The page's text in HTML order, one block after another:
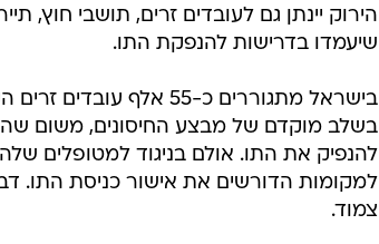
הירוק יינתן גם לעובדים זרים, תושבי חוץ,
שיעמדו בדרישות להנפקת התו.
בישראל מתגוררים כ-55
בשלב מוקדם של מבצע החיסונים, משום שהם
להנפיק את התו. אולם בניגוד למטופלים
למקומות הדורשים את אישור כניסת התו.
צמוד.